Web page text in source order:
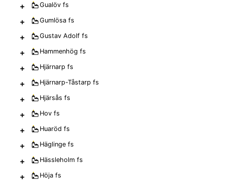
+ Gualöv fs
+ Gumlösa fs
+ Gustav Adolf fs
+ Hammenhög fs
+ Hjärnarp fs
+ Hjärnarp-Tåstarp fs
+ Hjärsås fs
+ Hov fs
+ Huaröd fs
+ Häglinge fs
+ Hässleholm fs
+ Höja fs